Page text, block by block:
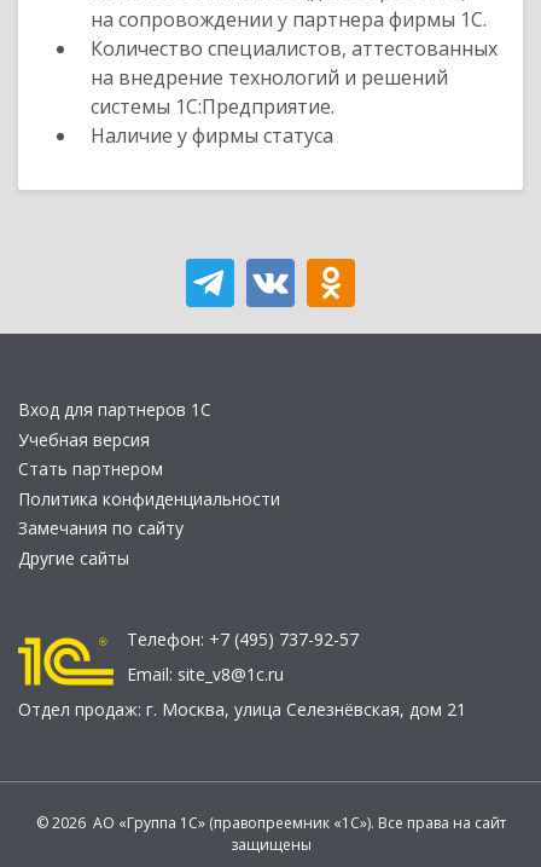
на сопровождении у партнера фирмы 1С.
Количество специалистов, аттестованных
на внедрение технологий и решений
системы 1С:Предприятие.
Наличие у фирмы статуса
Вход для партнеров 1С
Учебная версия
Стать партнером
Политика конфиденциальности
Замечания по сайту
Другие сайты
Телефон: +7 (495) 737-92-57
Email: site_v8@1c.ru
Отдел продаж: г. Москва, улица Селезнёвская, дом 21
© 2026 АО «Группа 1С» (правопреемник «1С»). Все права на сайт
защищены